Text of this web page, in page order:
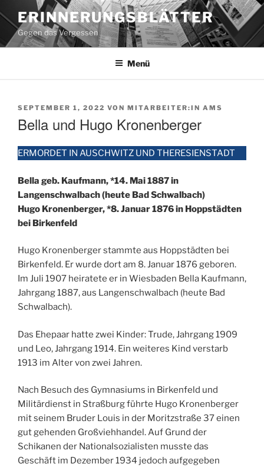
Inhalt
springen
ERINNERUNGSBLÄTTER
Gegen das Vergessen
Menü
VERÖFFENTLICHT
SEPTEMBER 1, 2022 VON MITARBEITER:IN AMS
Bella und Hugo Kronenberger
ERMORDET IN AUSCHWITZ UND THERESIENSTADT
Bella geb. Kaufmann, *14. Mai 1887 in
Langenschwalbach (heute Bad Schwalbach)
Hugo Kronenberger, *8. Januar 1876 in Hoppstädten
bei Birkenfeld
Hugo Kronenberger stammte aus Hoppstädten bei
Birkenfeld. Er wurde dort am 8. Januar 1876 geboren.
Im Juli 1907 heiratete er in Wiesbaden Bella Kaufmann,
Jahrgang 1887, aus Langenschwalbach (heute Bad
Schwalbach).
Das Ehepaar hatte zwei Kinder: Trude, Jahrgang 1909
und Leo, Jahrgang 1914. Ein weiteres Kind verstarb
1913 im Alter von zwei Jahren.
Nach Besuch des Gymnasiums in Birkenfeld und
Militärdienst in Straßburg führte Hugo Kronenberger
mit seinem Bruder Louis in der Moritzstraße 37 einen
gut gehenden Großviehhandel. Auf Grund der
Schikanen der Nationalsozialisten musste das
Geschäft im Dezember 1934 jedoch aufgegeben